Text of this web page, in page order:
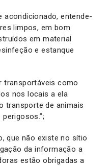
acondicionado, entende-
limpos, em bom
em material
e estanque
transportáveis como
nos locais a ela
transporte de animais
que não existe no sítio
da informação a
estão obrigadas a